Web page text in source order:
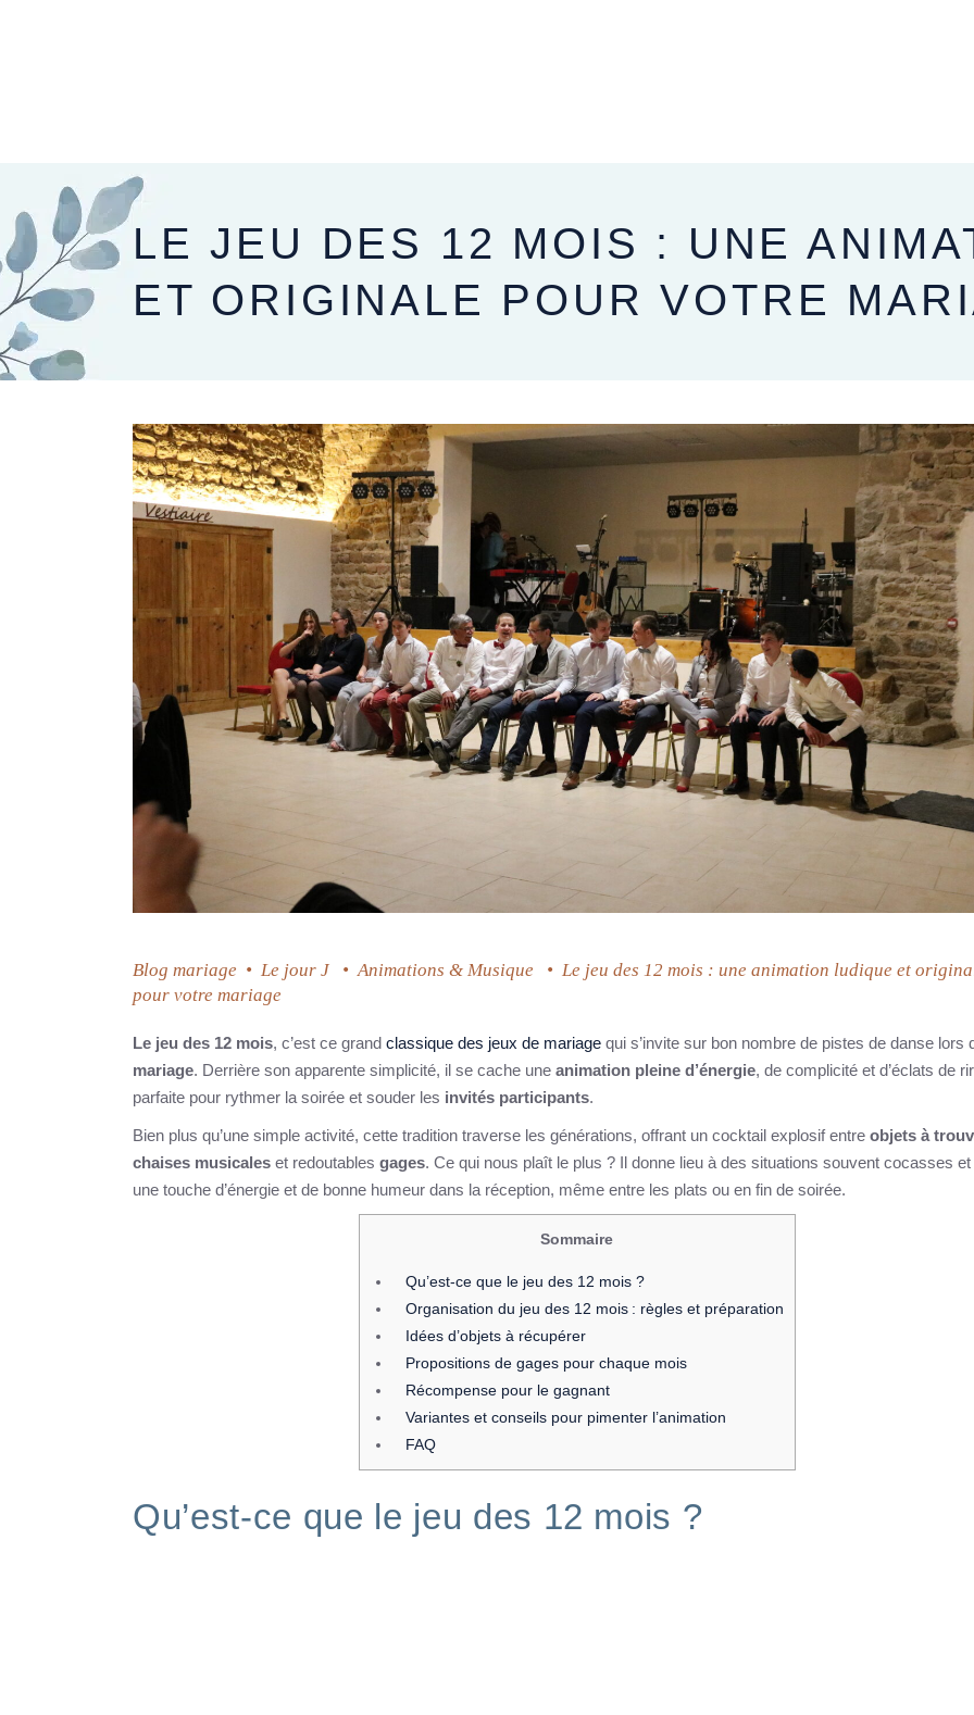
LE JEU DES 12 MOIS : UNE
ET ORIGINALE POUR VOTRE
Blog mariage • Le jour J •Animations & Musique • Le jeu des 12 mois : une animation ludique et
pour votre mariage
Le jeu des 12 mois, c’est ce grand classique des jeux de mariage qui s’invite sur bon nombre de pistes de danse lors
mariage. Derrière son apparente simplicité, il se cache une animation pleine d’énergie, de complicité et d’éclats de
parfaite pour rythmer la soirée et souder les invités participants.
Bien plus qu’une simple activité, cette tradition traverse les générations, offrant un cocktail explosif entre objets à
chaises musicales et redoutables gages. Ce qui nous plaît le plus ? Il donne lieu à des situations souvent cocasses
une touche d’énergie et de bonne humeur dans la réception, même entre les plats ou en fin de soirée.
Sommaire
Qu’est‑ce que le jeu des 12 mois ?
Organisation du jeu des 12 mois : règles et préparation
Idées d’objets à récupérer
Propositions de gages pour chaque mois
Récompense pour le gagnant
Variantes et conseils pour pimenter l’animation
FAQ
Qu’est‑ce que le jeu des 12 mois ?